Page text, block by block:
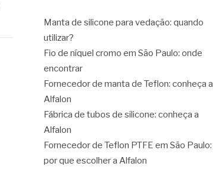
Manta de silicone para vedação: quando
utilizar?
Fio de níquel cromo em São Paulo: onde
encontrar
Fornecedor de manta de Teflon: conheça a
Alfalon
Fábrica de tubos de silicone: conheça a
Alfalon
Fornecedor de Teflon PTFE em São Paulo:
por que escolher a Alfalon